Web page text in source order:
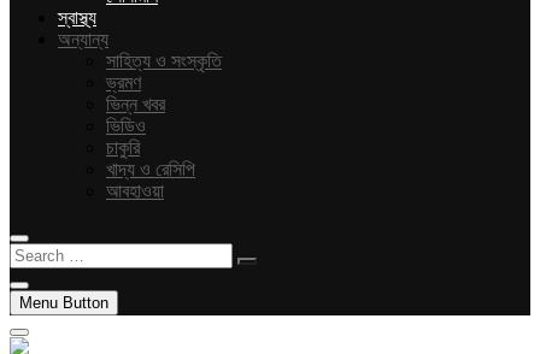
স্বাস্থ্য
অন্যান্য
সাহিত্য ও সংস্কৃতি
ভ্রমণ
ভিন্ন খবর
ভিডিও
চাকুরি
খাদ্য ও রেসিপি
আবহাওয়া
Search
…
Menu Button